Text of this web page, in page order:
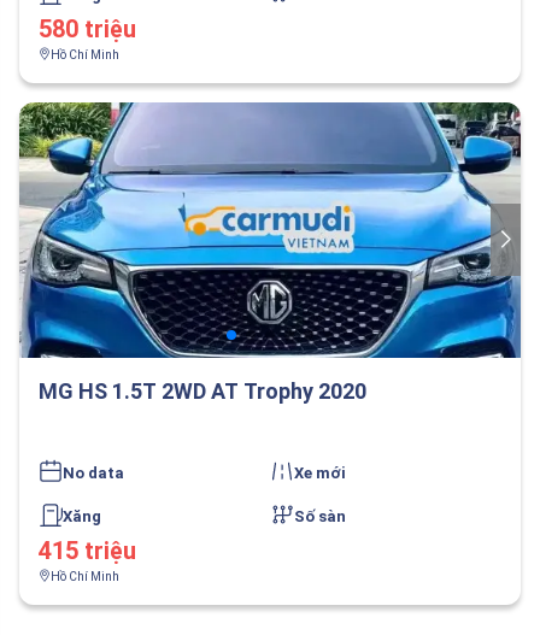
580 triệu
Hồ Chí Minh
MG HS 1.5T 2WD AT Trophy 2020
No data Xe mới
Xăng Số sàn
415 triệu
Hồ Chí Minh